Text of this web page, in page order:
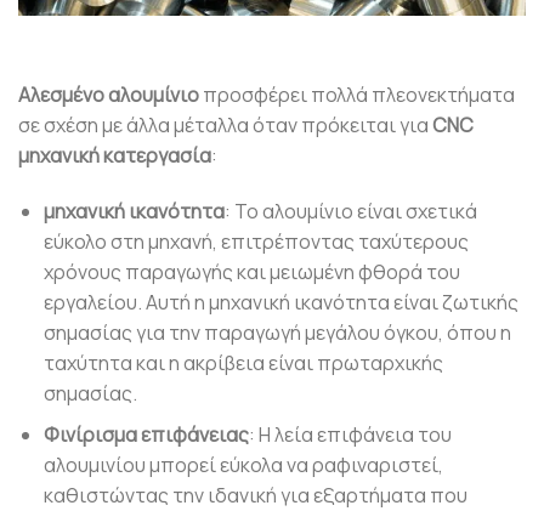
Αλεσμένο αλουμίνιοπροσφέρει πολλά πλεονεκτήματα
σε σχέση με άλλα μέταλλα όταν πρόκειται γιαCNC
μηχανική κατεργασία:
μηχανική ικανότητα: Το αλουμίνιο είναι σχετικά
εύκολο στη μηχανή, επιτρέποντας ταχύτερους
χρόνους παραγωγής και μειωμένη φθορά του
εργαλείου. Αυτή η μηχανική ικανότητα είναι ζωτικής
σημασίας για την παραγωγή μεγάλου όγκου, όπου η
ταχύτητα και η ακρίβεια είναι πρωταρχικής
σημασίας.
Φινίρισμα επιφάνειας: Η λεία επιφάνεια του
αλουμινίου μπορεί εύκολα να ραφιναριστεί,
καθιστώντας την ιδανική για εξαρτήματα που